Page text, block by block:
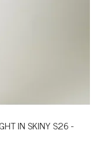
IN SKINY S26 -